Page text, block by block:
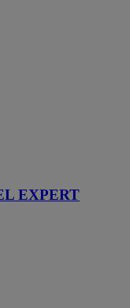
EXPERT